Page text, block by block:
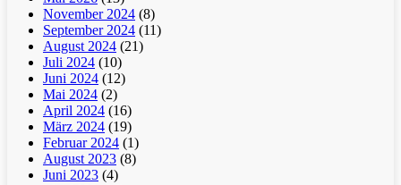
November 2024 (8)
September 2024 (11)
August 2024 (21)
Juli 2024 (10)
Juni 2024 (12)
Mai 2024 (2)
April 2024 (16)
März 2024 (19)
Februar 2024 (1)
August 2023 (8)
Juni 2023 (4)